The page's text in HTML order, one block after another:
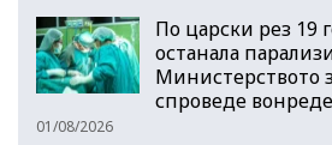
По царски рез 19
останала
Министерството
спроведе
01/08/2026